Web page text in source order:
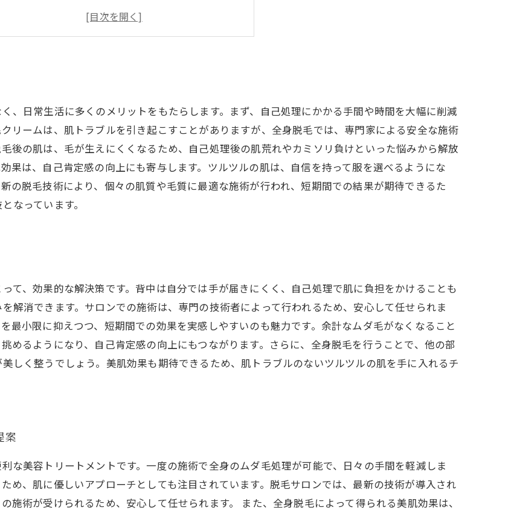
時間と手間を省く！全身脱毛のメリット
自己肯定感の向上と美肌効果を実感
、日常生活に多くのメリットをもたらします。まず、自己処理にかかる手間や時間を大幅に削減
リームは、肌トラブルを引き起こすことがありますが、全身脱毛では、専門家による安全な施術
後の肌は、毛が生えにくくなるため、自己処理後の肌荒れやカミソリ負けといった悩みから解放
果は、自己肯定感の向上にも寄与します。ツルツルの肌は、自信を持って服を選べるようにな
の脱毛技術により、個々の肌質や毛質に最適な施術が行われ、短期間での結果が期待できるた
なっています。
て、効果的な解決策です。背中は自分では手が届きにくく、自己処理で肌に負担をかけることも
解消できます。サロンでの施術は、専門の技術者によって行われるため、安心して任せられま
最小限に抑えつつ、短期間での効果を実感しやすいのも魅力です。余計なムダ毛がなくなること
めるようになり、自己肯定感の向上にもつながります。さらに、全身脱毛を行うことで、他の部
しく整うでしょう。美肌効果も期待できるため、肌トラブルのないツルツルの肌を手に入れるチ
案
な美容トリートメントです。一度の施術で全身のムダ毛処理が可能で、日々の手間を軽減しま
め、肌に優しいアプローチとしても注目されています。脱毛サロンでは、最新の技術が導入され
施術が受けられるため、安心して任せられます。 また、全身脱毛によって得られる美肌効果は、